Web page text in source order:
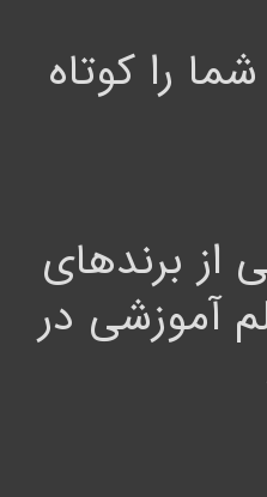
را کوتاه
از برندهای
آموزشی در